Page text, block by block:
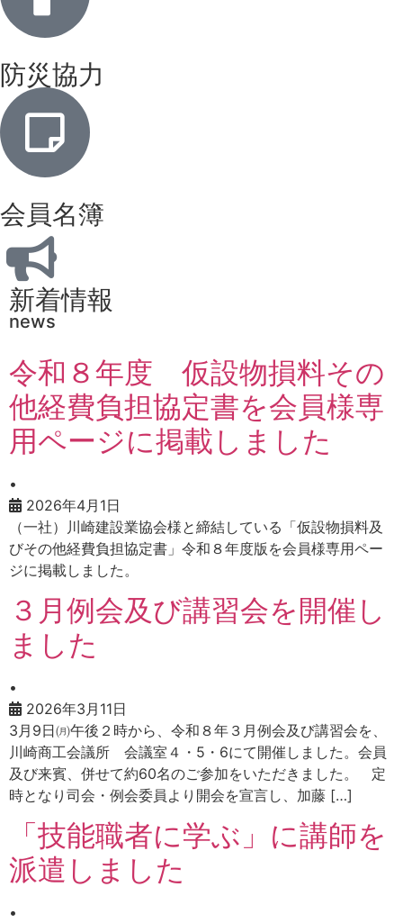
防災協力
会員名簿
新着情報
news
令和８年度 仮設物損料その
他経費負担協定書を会員様専
用ページに掲載しました
•
2026年4月1日
（一社）川崎建設業協会様と締結している「仮設物損料及
びその他経費負担協定書」令和８年度版を会員様専用ペー
ジに掲載しました。
３月例会及び講習会を開催し
ました
•
2026年3月11日
3月9日㈪午後２時から、令和８年３月例会及び講習会を、
川崎商工会議所 会議室４・5・6にて開催しました。会員
及び来賓、併せて約60名のご参加をいただきました。 定
時となり司会・例会委員より開会を宣言し、加藤 […]
「技能職者に学ぶ」に講師を
派遣しました
•